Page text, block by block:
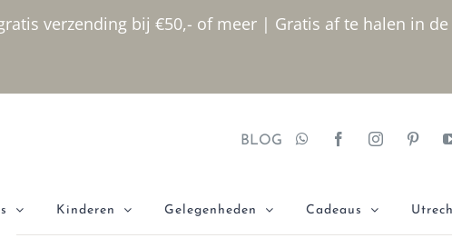
verzending bij €50,- of meer | Gratis af te halen in
BLOG
Kinderen Gelegenheden Cadeaus